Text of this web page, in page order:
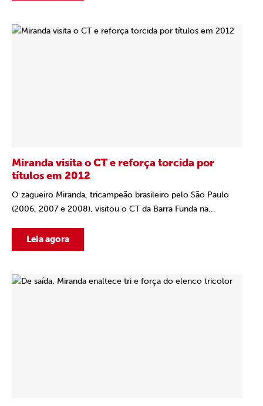
Miranda visita o CT e reforça torcida por
títulos em 2012
O zagueiro Miranda, tricampeão brasileiro pelo São Paulo
(2006, 2007 e 2008), visitou o CT da Barra Funda na...
Leia agora